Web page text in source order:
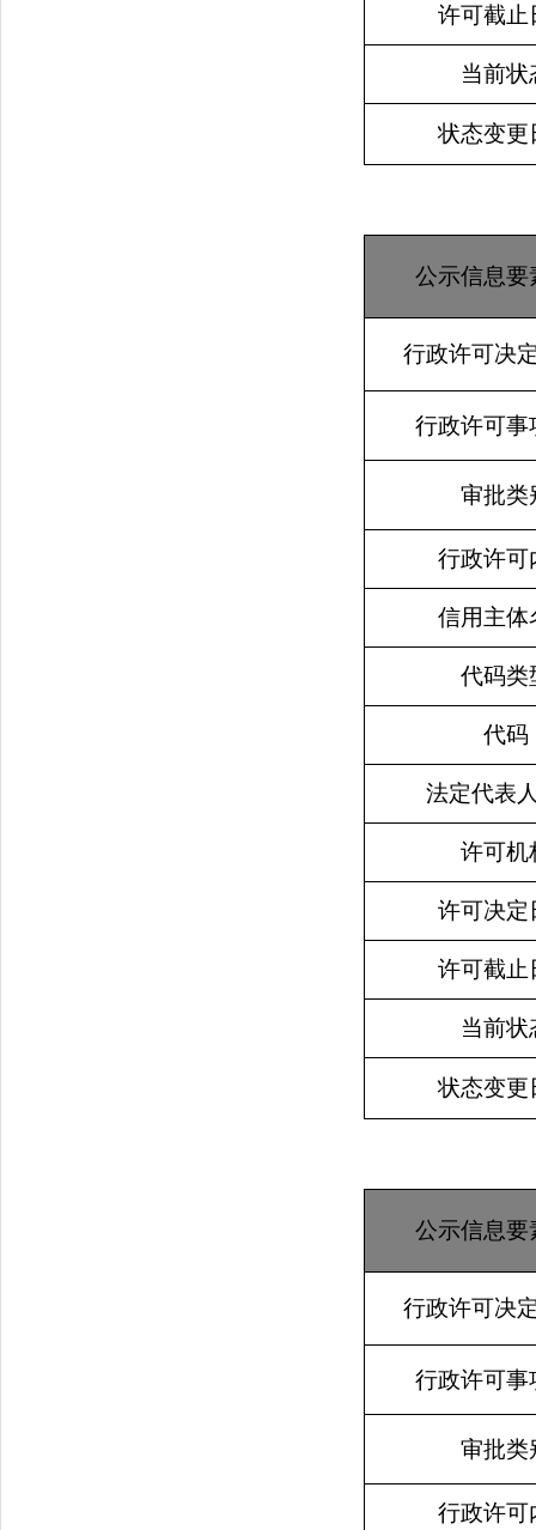
许可截止
当前状
状态变更
公示信息要
行政许可决
行政许可事
审批类
行政许可
信用主体
代码类
代码
法定代表
许可机
许可决定
许可截止
当前状
状态变更
公示信息要
行政许可决
行政许可事
审批类
行政许可